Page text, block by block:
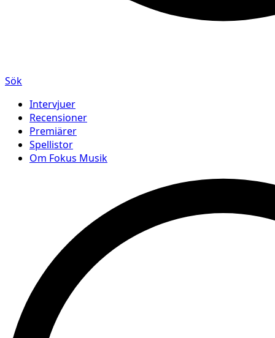
Sök
Intervjuer
Recensioner
Premiärer
Spellistor
Om Fokus Musik